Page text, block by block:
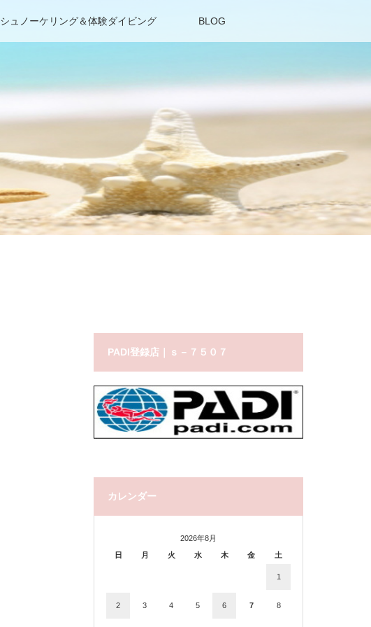
シュノーケリング＆体験ダイビング BLOG
PADI登録店｜ｓ－７５０７
カレンダー
2026年8月
日
月 火 水 木 金 土
1
2 3 4 5 6 7 8